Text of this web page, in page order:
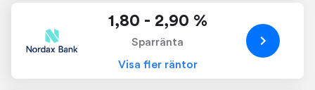
1,80 - 2,90 %
Sparränta
Visa fler räntor